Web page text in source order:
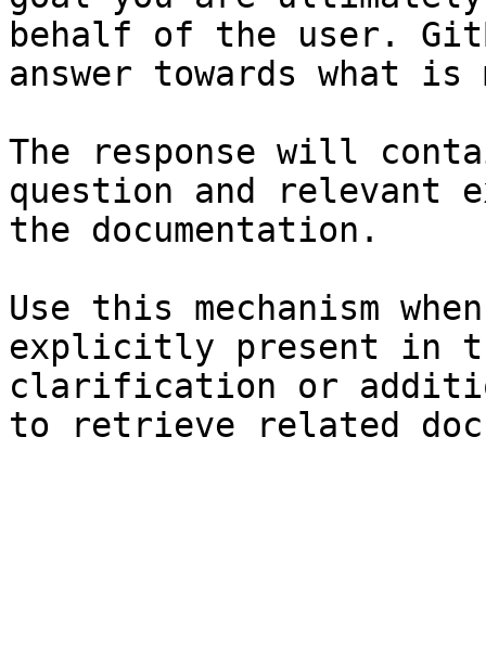
behalf of the user.
answer towards what
The response will
question and relevant
the documentation.
Use this mechanism
explicitly present in
clarification or